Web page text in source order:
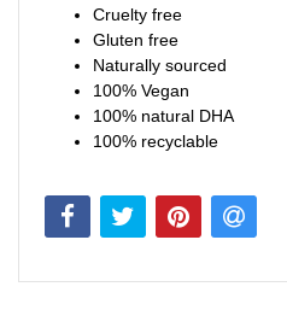
Cruelty free
Gluten free
Naturally sourced
100% Vegan
100% natural DHA
100% recyclable